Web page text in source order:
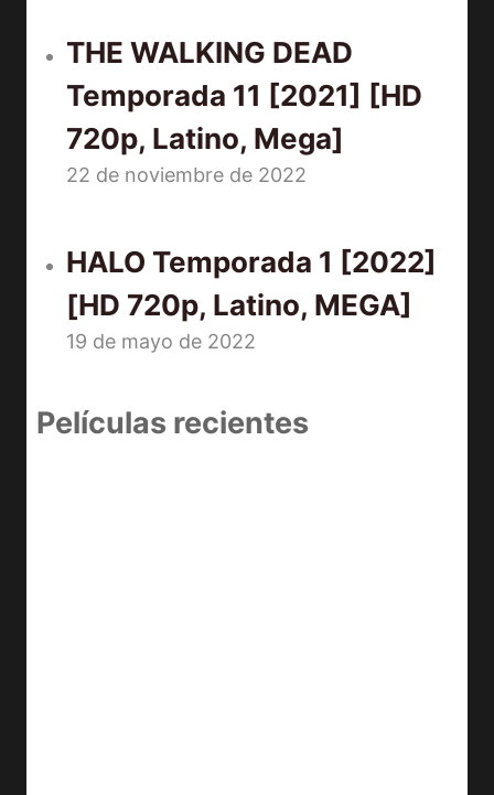
THE WALKING DEAD
Temporada 11 [2021] [HD
720p, Latino, Mega]
22 de noviembre de 2022
HALO Temporada 1 [2022]
[HD 720p, Latino, MEGA]
19 de mayo de 2022
Películas recientes